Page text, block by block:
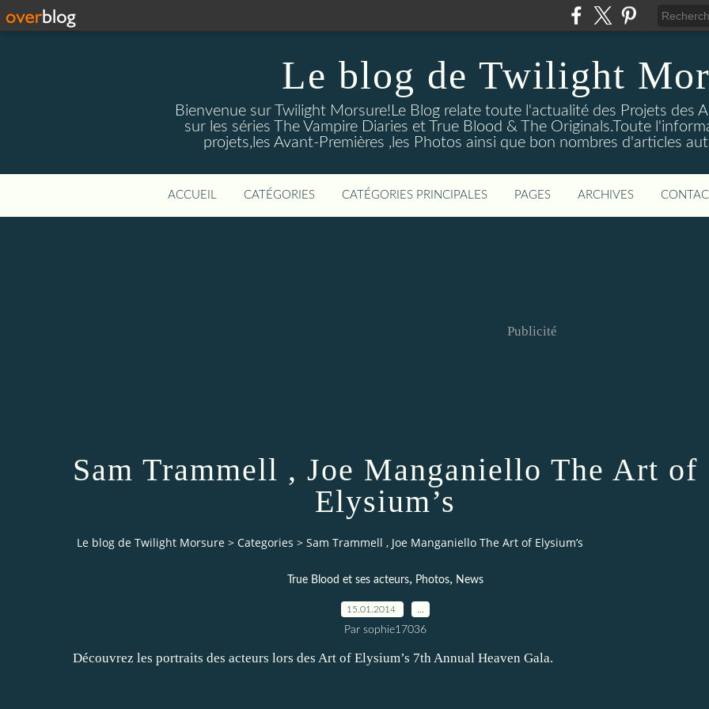
Le blog de Twilight
Bienvenue sur Twilight Morsure!Le Blog relate toute l'actualité des Projets des
sur les séries The Vampire Diaries et True Blood & The Originals.Toute
projets,les Avant-Premières ,les Photos ainsi que bon nombres d'articles
ACCUEIL CATÉGORIES CATÉGORIES PRINCIPALES PAGES ARCHIVES
Publicité
Sam Trammell , Joe Manganiello The Art of
Elysium’s
Le blog de Twilight Morsure > Categories > Sam Trammell , Joe Manganiello The Art of Elysium’s
True Blood et ses acteurs, Photos, News
15.01.2014
Par sophie17036
Découvrez les portraits des acteurs lors des Art of Elysium’s 7th Annual Heaven Gala.